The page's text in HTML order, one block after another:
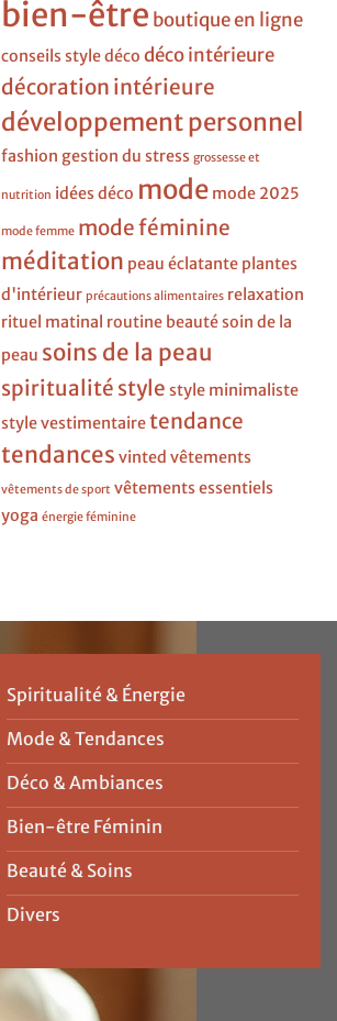
bien-être boutique en ligne
conseils styledéco déco intérieure
décoration intérieure
développement personnel
fashion gestion du stress grossesse et
nutrition idées déco mode mode 2025
mode femme mode féminine
méditation peau éclatante plantes
d'intérieur précautions alimentaires relaxation
rituel matinal routine beautésoin de la
peau soins de la peau
spiritualité style style minimaliste
style vestimentairetendance
tendances vinted vêtements
vêtements de sport vêtements essentiels
yoga énergie féminine
Spiritualité & Énergie
Mode & Tendances
Déco & Ambiances
Bien-être Féminin
Beauté & Soins
Divers